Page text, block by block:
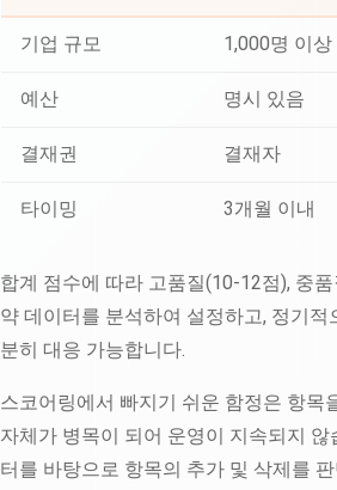
기업 규모 1,000명 이상
예산 명시 있음
결재권 결재자
타이밍 3개월 이내
합계 점수에 따라 고품질(10-12점), 중
약 데이터를 분석하여 설정하고, 정기
분히 대응 가능합니다.
스코어링에서 빠지기 쉬운 함정은 항목
자체가 병목이 되어 운영이 지속되지
터를 바탕으로 항목의 추가 및 삭제를